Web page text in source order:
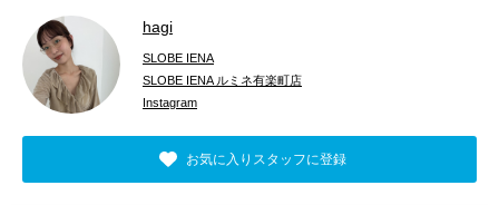
hagi
SLOBE IENA
SLOBE IENA ルミネ有楽町店
Instagram
お気に入りスタッフに登録